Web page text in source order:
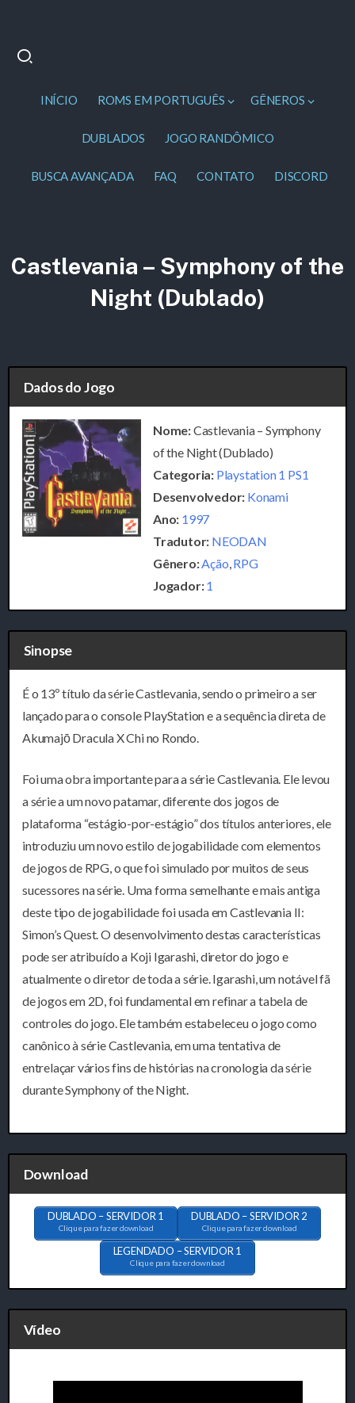
INÍCIO ROMS EM PORTUGUÊS GÊNEROS
DUBLADOS JOGO RANDÔMICO
BUSCA AVANÇADA FAQ CONTATO DISCORD
Castlevania – Symphony of the
Night (Dublado)
Dados do Jogo
Nome:Castlevania – Symphony
of the Night (Dublado)
Categoria: Playstation 1 PS1
Desenvolvedor: Konami
Ano: 1997
Tradutor: NEODAN
Gênero:Ação RPG
Jogador:1
Sinopse
É o 13º título da série Castlevania, sendo o primeiro a ser
lançado para o console PlayStation e a sequência direta de
Akumajō Dracula X Chi no Rondo.
Foi uma obra importante para a série Castlevania. Ele levou
a série a um novo patamar, diferente dos jogos de
plataforma “estágio-por-estágio” dos títulos anteriores, ele
introduziu um novo estilo de jogabilidade com elementos
de jogos de RPG, o que foi simulado por muitos de seus
sucessores na série. Uma forma semelhante e mais antiga
deste tipo de jogabilidade foi usada em Castlevania II:
Simon’s Quest. O desenvolvimento destas características
pode ser atribuído a Koji Igarashi, diretor do jogo e
atualmente o diretor de toda a série. Igarashi, um notável fã
de jogos em 2D, foi fundamental em refinar a tabela de
controles do jogo. Ele também estabeleceu o jogo como
canônico à série Castlevania, em uma tentativa de
entrelaçar vários fins de histórias na cronologia da série
durante Symphony of the Night.
Download
DUBLADO – SERVIDOR 1
Clique para fazer download
DUBLADO – SERVIDOR 2
Clique para fazer download
LEGENDADO – SERVIDOR 1
Clique para fazer download
Vídeo